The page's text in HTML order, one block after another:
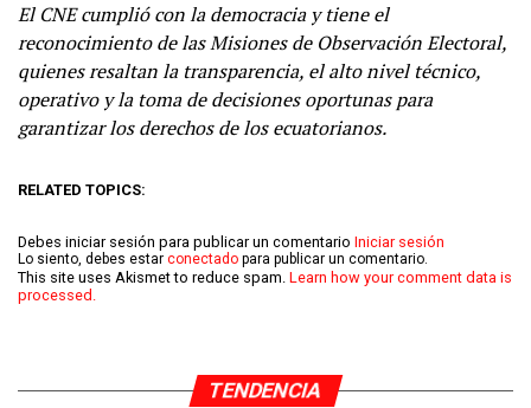
El CNE cumplió con la democracia y tiene el
reconocimiento de las Misiones de Observación Electoral,
quienes resaltan la transparencia, el alto nivel técnico,
operativo y la toma de decisiones oportunas para
garantizar los derechos de los ecuatorianos.
RELATED TOPICS:
Debes iniciar sesión para publicar un comentario Iniciar sesión
Lo siento, debes estar conectado para publicar un comentario.
This site uses Akismet to reduce spam. Learn how your comment data is
processed.
TENDENCIA